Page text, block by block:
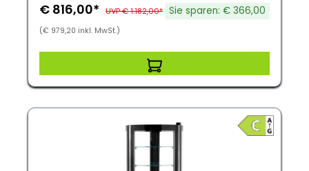
€ 816,00* UVP € 1.182,00* Sie sparen: € 366,00
(€ 979,20 inkl. MwSt.)